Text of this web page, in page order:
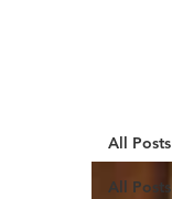
All Posts
All Posts